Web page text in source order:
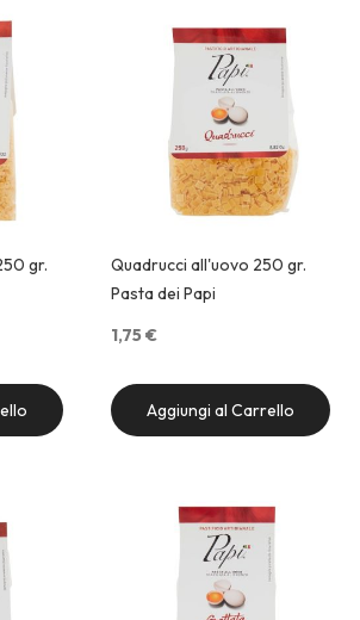
gr.
Quadrucci all'uovo 250 gr.
Pasta dei Papi
1,75 €
Aggiungi al Carrello